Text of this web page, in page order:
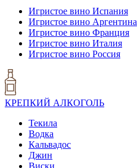
Игристое вино Испания
Игристое вино Аргентина
Игристое вино Франция
Игристое вино Италия
Игристое вино Россия
КРЕПКИЙ АЛКОГОЛЬ
Текила
Водка
Кальвадос
Джин
Виски